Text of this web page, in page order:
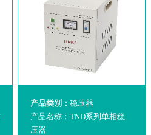
产品类别：稳压器
产品名称：TND系列单相稳
压器